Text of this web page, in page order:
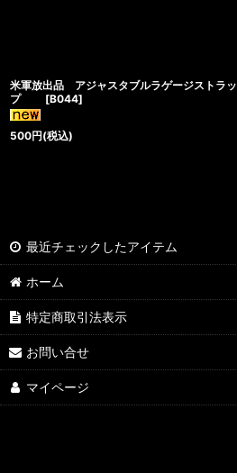
米軍放出品 アジャスタブルラゲージストラッ
プ
[B044]
500円(税込)
最近チェックしたアイテム
ホーム
特定商取引法表示
お問い合せ
マイページ